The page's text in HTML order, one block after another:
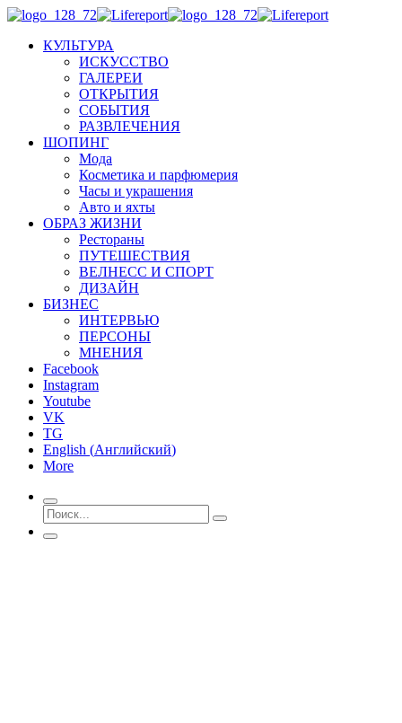
КУЛЬТУРА
ИСКУССТВО
ГАЛЕРЕИ
ОТКРЫТИЯ
СОБЫТИЯ
РАЗВЛЕЧЕНИЯ
ШОПИНГ
Мода
Косметика и парфюмерия
Часы и украшения
Авто и яхты
ОБРАЗ ЖИЗНИ
Рестораны
ПУТЕШЕСТВИЯ
ВЕЛНЕСС И СПОРТ
ДИЗАЙН
БИЗНЕС
ИНТЕРВЬЮ
ПЕРСОНЫ
МНЕНИЯ
Facebook
Instagram
Youtube
VK
TG
English (Английский)
More